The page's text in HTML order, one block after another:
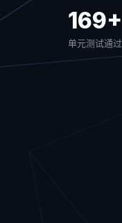
169+
单元测试通过